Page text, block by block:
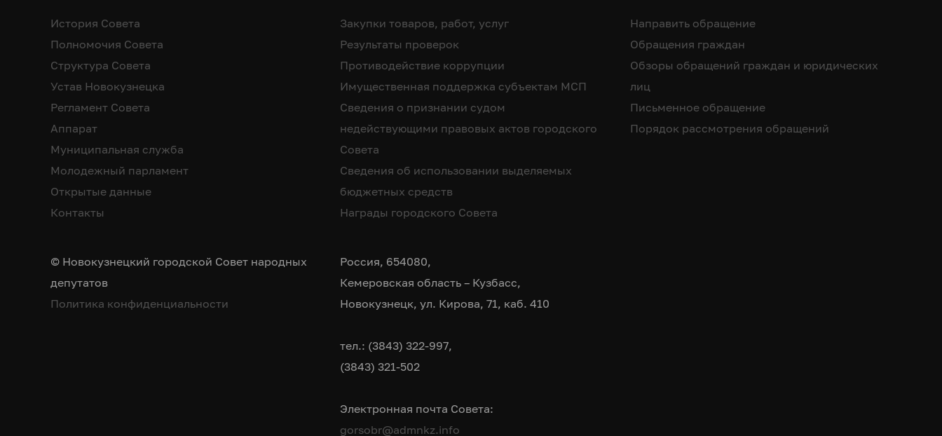
История Совета
Полномочия Совета
Структура Совета
Устав Новокузнецка
Регламент Совета
Аппарат
Муниципальная служба
Молодежный парламент
Открытые данные
Контакты
Закупки товаров, работ, услуг
Результаты проверок
Противодействие коррупции
Имущественная поддержка субъектам МСП
Сведения о признании судом
недействующими правовых актов городского
Совета
Сведения об использовании выделяемых
бюджетных средств
Награды городского Совета
Направить обращение
Обращения граждан
Обзоры обращений граждан и юридических
лиц
Письменное обращение
Порядок рассмотрения обращений
© Новокузнецкий городской Совет народных
депутатов
Политика конфиденциальности
Россия, 654080,
Кемеровская область – Кузбасс,
Новокузнецк, ул. Кирова, 71, каб. 410
тел.: (3843) 322-997,
(3843) 321-502
Электронная почта Совета:
gorsobr@admnkz.info